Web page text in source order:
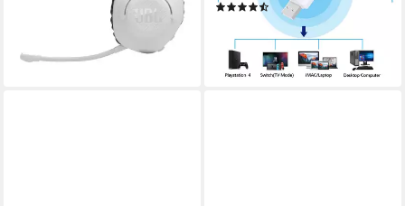
lieferbar - in 3-4 Werktagen bei dir
(7)
UVP 24,99 €
-60%
lieferbar - in 4-5 Werktagen bei dir